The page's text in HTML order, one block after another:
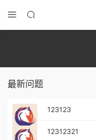
最新问题
123123
12312321